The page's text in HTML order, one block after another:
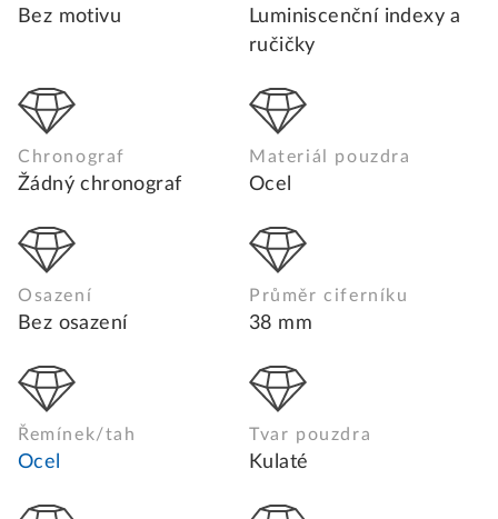
Bez motivu
Luminiscenční indexy a
ručičky
Chronograf
Žádný chronograf
Materiál pouzdra
Ocel
Osazení
Bez osazení
Průměr ciferníku
38 mm
Řemínek/tah
Ocel
Tvar pouzdra
Kulaté